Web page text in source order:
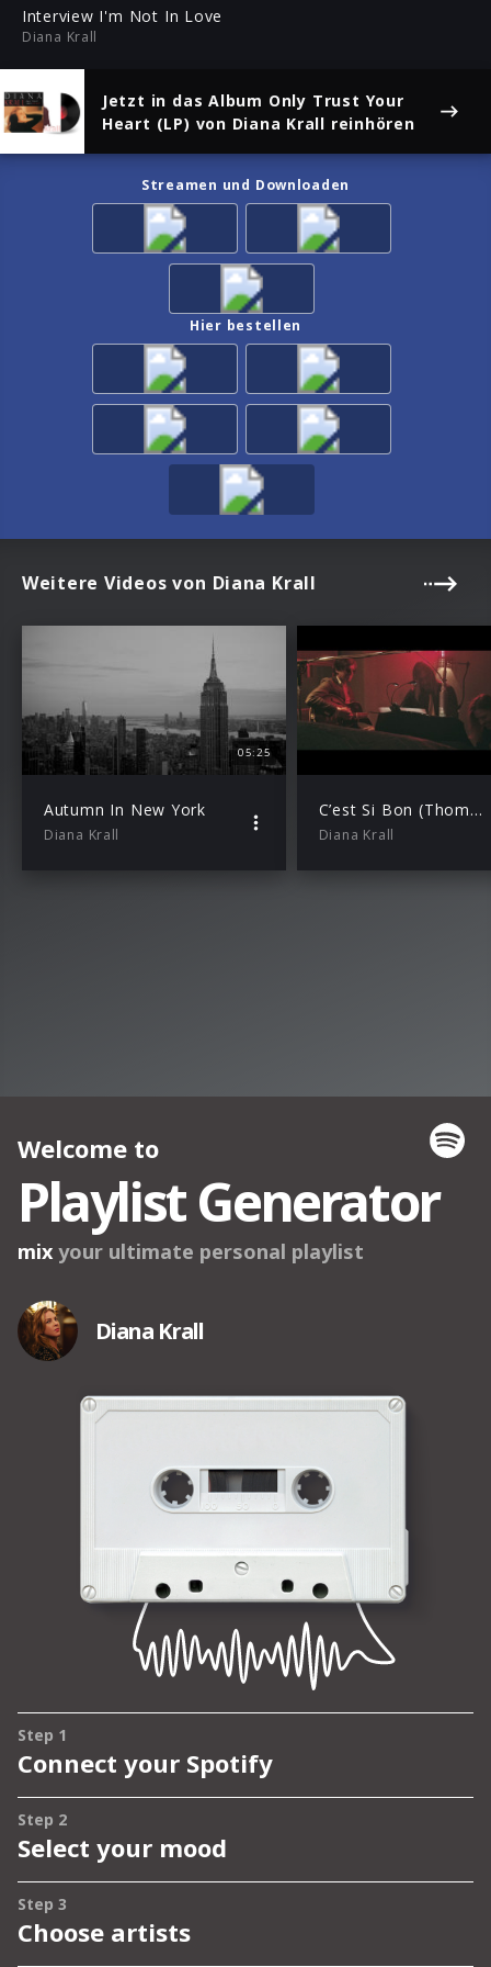
Interview I'm Not In Love
Diana Krall
Jetzt in das Album Only Trust Your
Heart (LP) von Diana Krall reinhören
Streamen und Downloaden
Hier bestellen
Weitere Videos von Diana Krall
05:25
Autumn In New York
Diana Krall
C’est Si Bon (Thomas Dutronc ft. Iggy Pop & Diana Krall)
Diana Krall